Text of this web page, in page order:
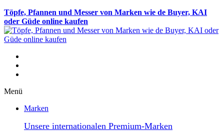
Töpfe, Pfannen und Messer von Marken wie de Buyer, KAI
oder Güde online kaufen
Menü
Marken
Unsere internationalen Premium-Marken